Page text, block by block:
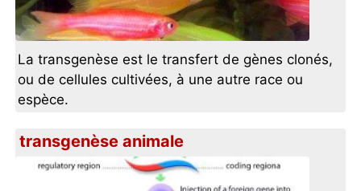
La transgenèse est le transfert de gènes clonés,
ou de cellules cultivées, à une autre race ou
espèce.
transgenèse animale